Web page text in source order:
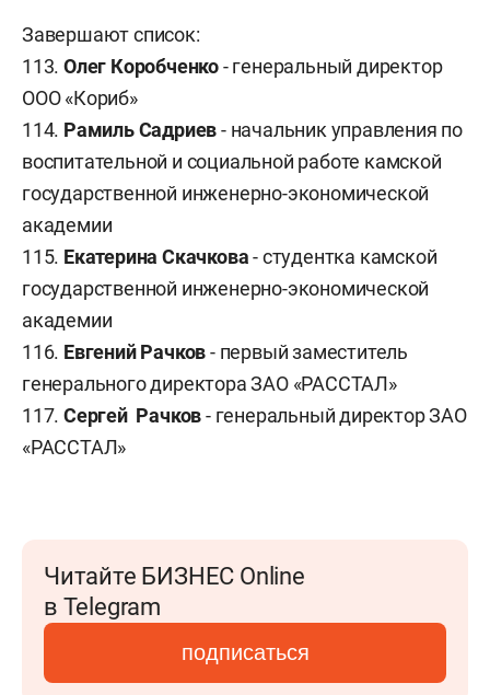
Завершают список:
113. Олег Коробченко- генеральный директор
ООО «Кориб»
114. Рамиль Садриев- начальник управления по
воспитательной и социальной работе камской
государственной инженерно-экономической
академии
115. Екатерина Скачкова- студентка камской
государственной инженерно-экономической
академии
116. Евгений Рачков- первый заместитель
генерального директора ЗАО «РАССТАЛ»
117. Сергей Рачков- генеральный директор ЗАО
«РАССТАЛ»
Читайте БИЗНЕС Online
в Telegram
подписаться